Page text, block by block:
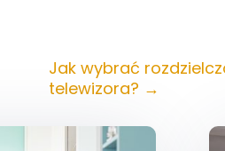
Jak wybrać
telewizora? →